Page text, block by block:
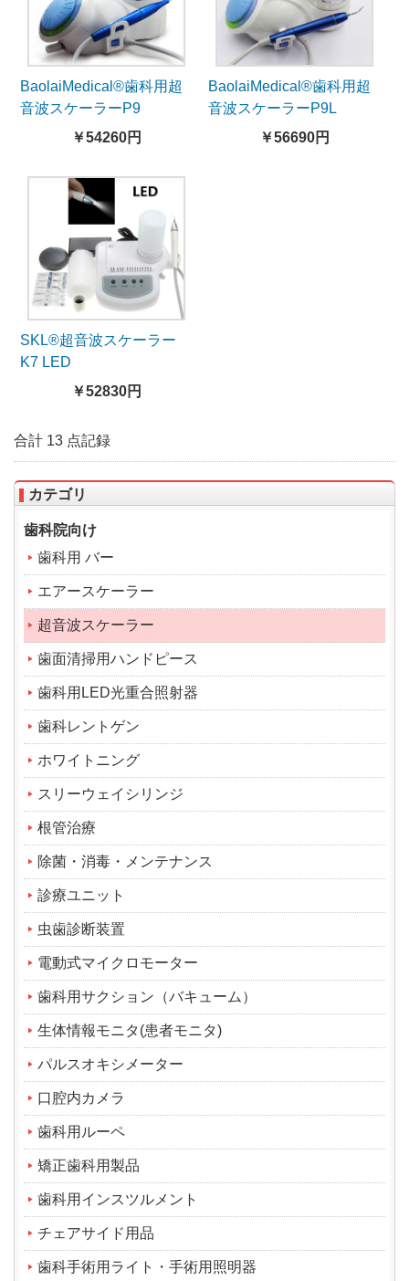
BaolaiMedical®歯科用超
音波スケーラーP9
￥54260円
BaolaiMedical®歯科用超
音波スケーラーP9L
￥56690円
SKL®超音波スケーラー
K7 LED
￥52830円
合計 13 点記録
カテゴリ
歯科院向け
歯科用 バー
エアースケーラー
超音波スケーラー
歯面清掃用ハンドピース
歯科用LED光重合照射器
歯科レントゲン
ホワイトニング
スリーウェイシリンジ
根管治療
除菌・消毒・メンテナンス
診療ユニット
虫歯診断装置
電動式マイクロモーター
歯科用サクション（バキューム）
生体情報モニタ(患者モニタ)
パルスオキシメーター
口腔内カメラ
歯科用ルーペ
矯正歯科用製品
歯科用インスツルメント
チェアサイド用品
歯科手術用ライト・手術用照明器